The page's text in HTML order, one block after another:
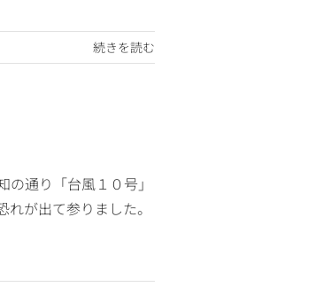
続きを読む
通り「台風１０号」
が出て参りました。